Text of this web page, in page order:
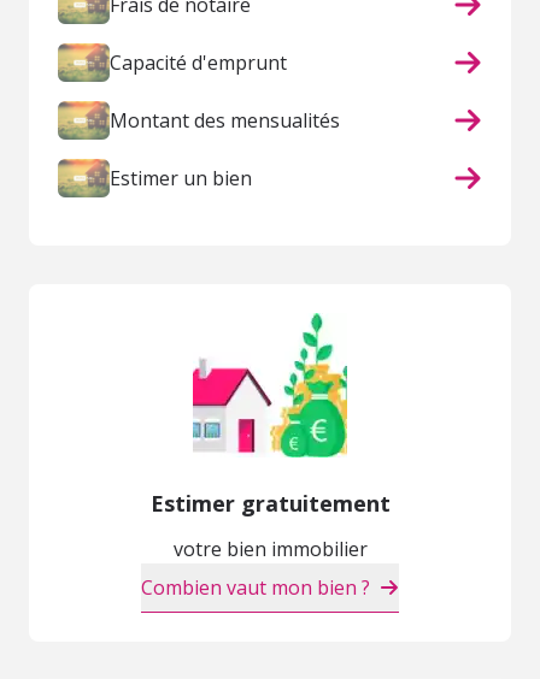
Capacité d'emprunt
Montant des mensualités
Estimer un bien
Estimer gratuitement
votre bien immobilier
Combien vaut mon bien ?